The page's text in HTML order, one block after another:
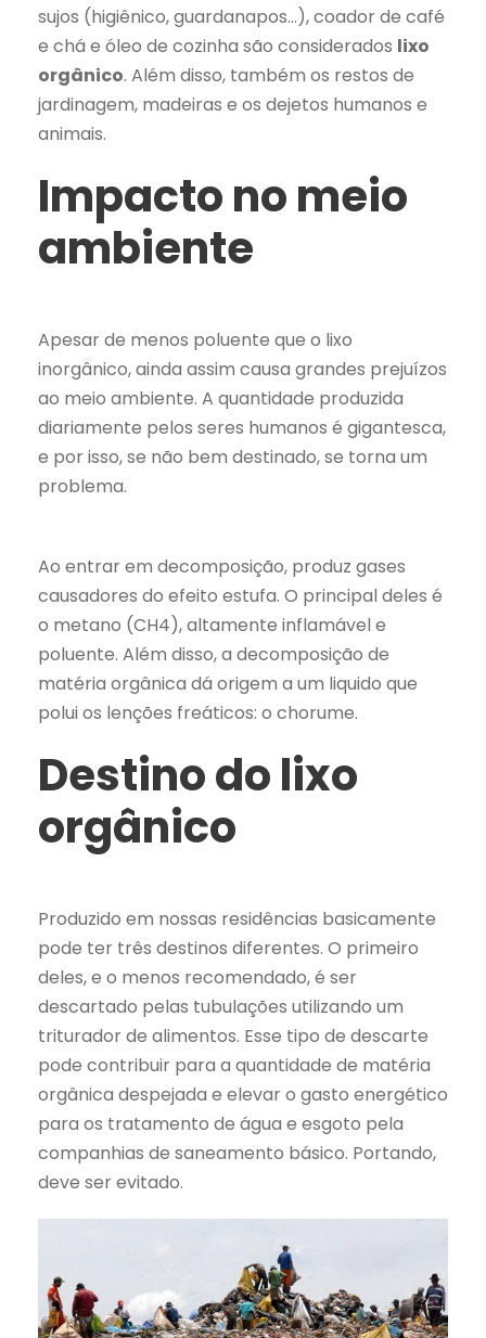
sujos (higiênico, guardanapos…), coador de café
e chá e óleo de cozinha são considerados lixo
orgânico. Além disso, também os restos de
jardinagem, madeiras e os dejetos humanos e
animais.
Impacto no meio
ambiente
Apesar de menos poluente que o lixo
inorgânico, ainda assim causa grandes prejuízos
ao meio ambiente. A quantidade produzida
diariamente pelos seres humanos é gigantesca,
e por isso, se não bem destinado, se torna um
problema.
Ao entrar em decomposição, produz gases
causadores do efeito estufa. O principal deles é
o metano (CH4), altamente inflamável e
poluente. Além disso, a decomposição de
matéria orgânica dá origem a um liquido que
polui os lenções freáticos: o chorume.
Destino do lixo
orgânico
Produzido em nossas residências basicamente
pode ter três destinos diferentes. O primeiro
deles, e o menos recomendado, é ser
descartado pelas tubulações utilizando um
triturador de alimentos. Esse tipo de descarte
pode contribuir para a quantidade de matéria
orgânica despejada e elevar o gasto energético
para os tratamento de água e esgoto pela
companhias de saneamento básico. Portando,
deve ser evitado.